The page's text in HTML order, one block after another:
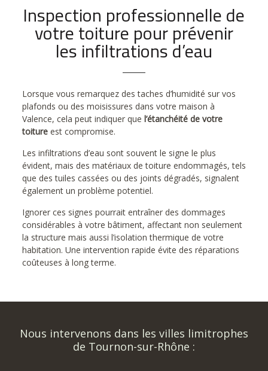
Inspection professionnelle de
votre toiture pour prévenir
les infiltrations d’eau
Lorsque vous remarquez des taches d’humidité sur vos
plafonds ou des moisissures dans votre maison à
Valence, cela peut indiquer que l’étanchéité de votre
toitureest compromise.
Les infiltrations d’eau sont souvent le signe le plus
évident, mais des matériaux de toiture endommagés, tels
que des tuiles cassées ou des joints dégradés, signalent
également un problème potentiel.
Ignorer ces signes pourrait entraîner des dommages
considérables à votre bâtiment, affectant non seulement
la structure mais aussi l’isolation thermique de votre
habitation. Une intervention rapide évite des réparations
coûteuses à long terme.
Nous intervenons dans les villes limitrophes
de Tournon-sur-Rhône :